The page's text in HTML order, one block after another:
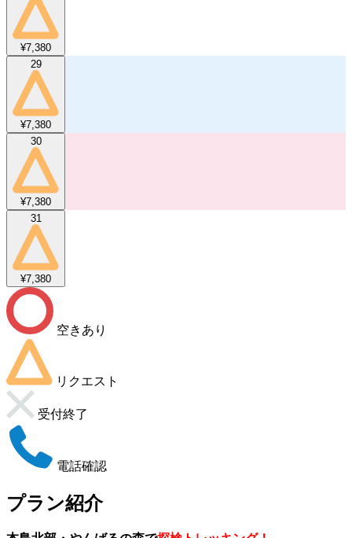
¥7,380
29
¥7,380
30
¥7,380
31
¥7,380
空きあり
リクエスト
受付終了
電話確認
プラン紹介